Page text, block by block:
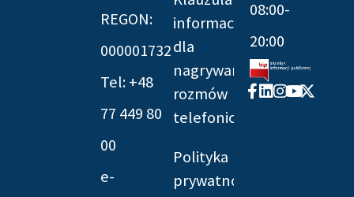
REGON:
000001732
Tel: +48
77 449 80
00
e-
informacyjna
dla
nagrywania
rozmów
telefonicznych
Polityka
prywatności
08:00-
20:00
Facebook-
f
Linkedin
Instagram
Youtube
X-
twitter